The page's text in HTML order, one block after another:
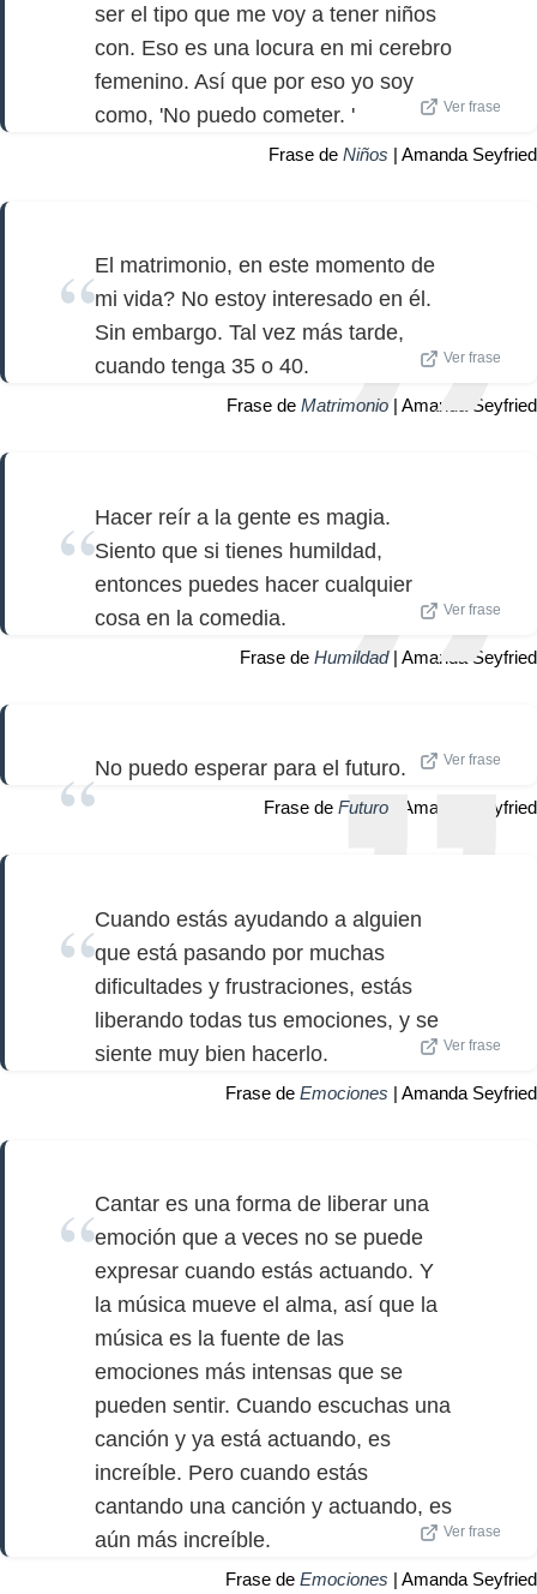
ser el tipo que me voy a tener niños
con. Eso es una locura en mi cerebro
femenino. Así que por eso yo soy
como, 'No puedo cometer. '
Ver frase
Frase de Niños | Amanda Seyfried
El matrimonio, en este momento de
mi vida? No estoy interesado en él.
Sin embargo. Tal vez más tarde,
cuando tenga 35 o 40.
Ver frase
Frase de Matrimonio | Amanda Seyfried
Hacer reír a la gente es magia.
Siento que si tienes humildad,
entonces puedes hacer cualquier
cosa en la comedia.
Ver frase
Frase de Humildad| Amanda Seyfried
No puedo esperar para el futuro. Ver frase
Frase de Futuro | Amanda Seyfried
Cuando estás ayudando a alguien
que está pasando por muchas
dificultades y frustraciones, estás
liberando todas tus emociones, y se
siente muy bien hacerlo.
Ver frase
Frase de Emociones | Amanda Seyfried
Cantar es una forma de liberar una
emoción que a veces no se puede
expresar cuando estás actuando. Y
la música mueve el alma, así que la
música es la fuente de las
emociones más intensas que se
pueden sentir. Cuando escuchas una
canción y ya está actuando, es
increíble. Pero cuando estás
cantando una canción y actuando, es
aún más increíble.
Ver frase
Frase de Emociones | Amanda Seyfried